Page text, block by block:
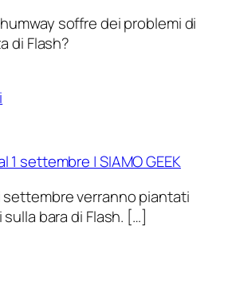
soffre dei problemi di
di Flash?
1 settembre | SIAMO GEEK
settembre verranno piantati
bara di Flash. […]